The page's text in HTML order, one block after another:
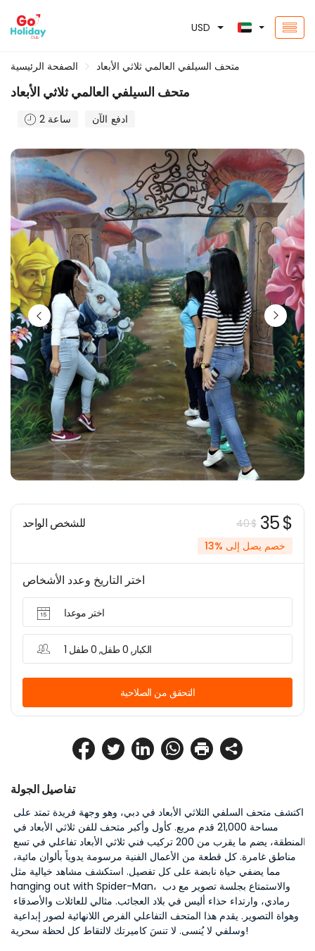
USD
الصفحة الرئيسية متحف السيلفي العالمي ثلاثي الأبعاد
متحف السيلفي العالمي ثلاثي الأبعاد
2 ساعة ادفع الآن
تفاصيل الجولة
مما يضفي حياة نابضة على كل تفصيل. استكشف مشاهد خيالية مثل
hanging out with Spider-Man، والاستمتاع بجلسة تصوير مع دب
وسلفي لا يُنسى. لا تنسَ كاميرتك لالتقاط كل لحظة سحرية!
للشخص الواحد 40 $ 35 $
خصم يصل إلى %13
اختر التاريخ وعدد الأشخاص
اختر موعدا
1 الكبار, 0 طفل, 0 طفل
التحقق من الصلاحية